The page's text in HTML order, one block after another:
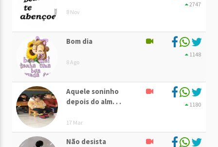
8 Nov
2747
Bom dia
8 Ago
1148
Aquele soninho
depois do alm. . .
17 Mar
1180
Não desista